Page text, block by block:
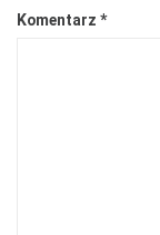
Komentarz *